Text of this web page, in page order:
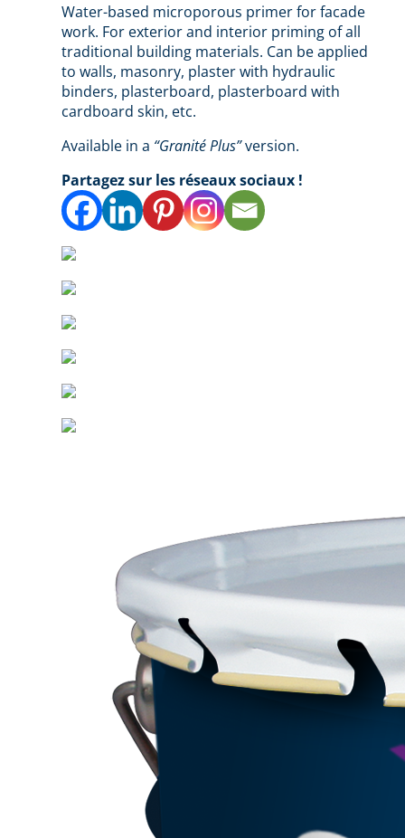
Water-based microporous primer for facade
work. For exterior and interior priming of all
traditional building materials. Can be applied
to walls, masonry, plaster with hydraulic
binders, plasterboard, plasterboard with
cardboard skin, etc.
Available in a “Granité Plus”version.
Partagez sur les réseaux sociaux !